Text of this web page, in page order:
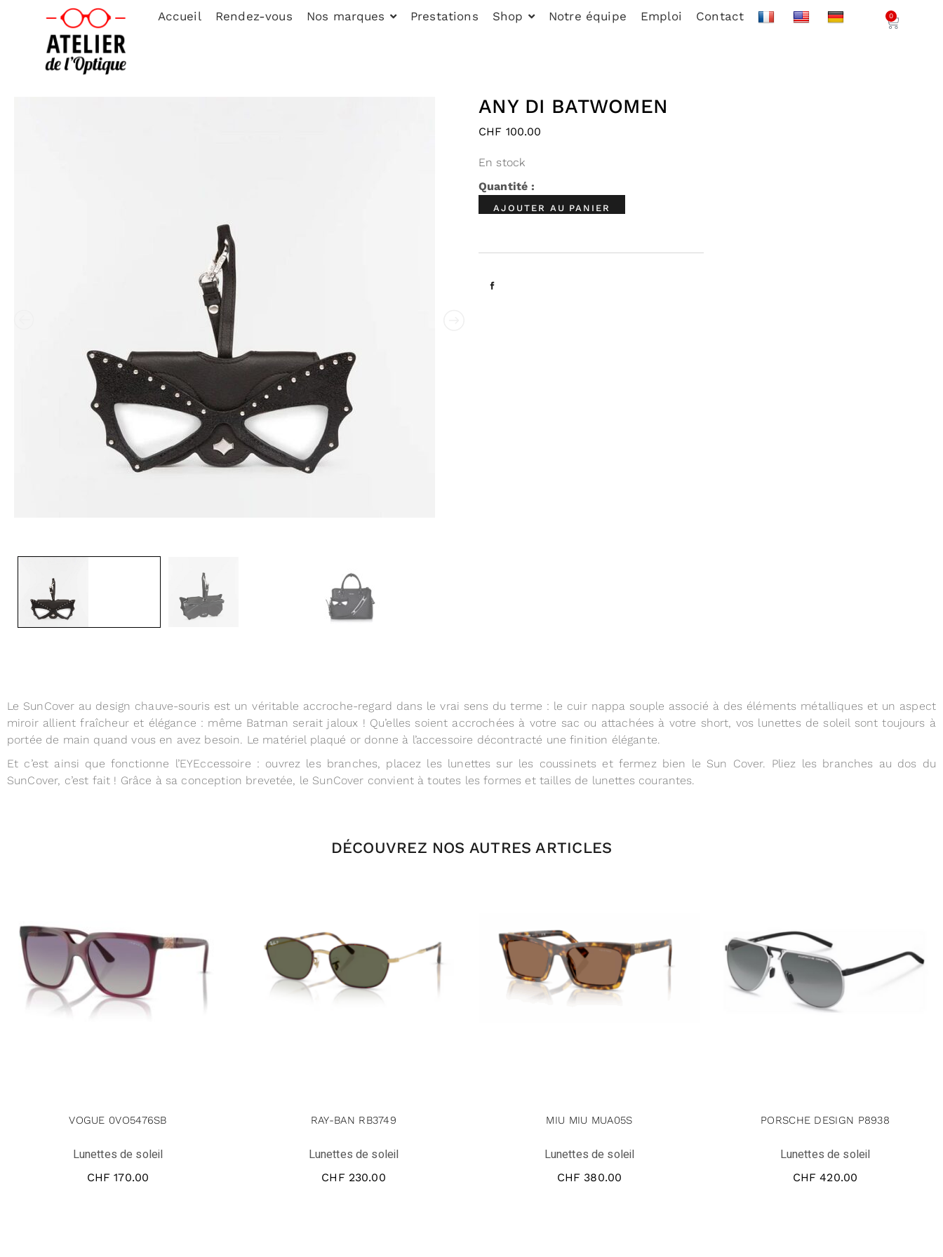
Accueil Rendez-vous Nos marques Prestations Shop Notre équipe Emploi Contact 0
ANY DI BATWOMEN
CHF 100.00
En stock
AJOUTER AU PANIER
Le SunCover au design chauve-souris est un véritable accroche-regard dans le vrai sens du terme : le cuir nappa souple associé à des éléments métalliques et un aspect
miroir allient fraîcheur et élégance : même Batman serait jaloux ! Qu’elles soient accrochées à votre sac ou attachées à votre short, vos lunettes de soleil sont toujours à
portée de main quand vous en avez besoin. Le matériel plaqué or donne à l’accessoire décontracté une finition élégante.
Et c’est ainsi que fonctionne l’EYEccessoire : ouvrez les branches, placez les lunettes sur les coussinets et fermez bien le Sun Cover. Pliez les branches au dos du
SunCover, c’est fait ! Grâce à sa conception brevetée, le SunCover convient à toutes les formes et tailles de lunettes courantes.
DÉCOUVREZ NOS AUTRES ARTICLES
VOGUE 0VO5476SB
Lunettes de soleil
CHF 170.00
RAY-BAN RB3749
Lunettes de soleil
CHF 230.00
MIU MIU MUA05S
Lunettes de soleil
CHF 380.00
PORSCHE DESIGN P8938
Lunettes de soleil
CHF 420.00